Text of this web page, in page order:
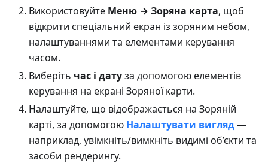
Використовуйте Меню → Зоряна карта, щоб
відкрити спеціальний екран із зоряним небом,
налаштуваннями та елементами керування
часом.
Виберіть час і датуза допомогою елементів
керування на екрані Зоряної карти.
Налаштуйте, що відображається на Зоряній
карті, за допомогою Налаштувати вигляд—
наприклад, увімкніть/вимкніть видимі об’єкти та
засоби рендерингу.